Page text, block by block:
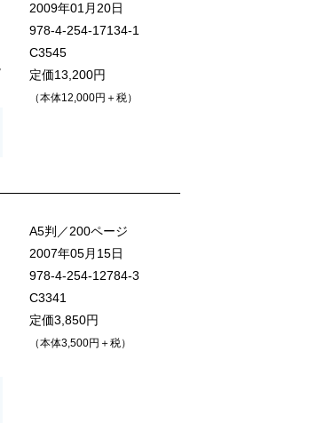
2009年01月20日
978-4-254-17134-1
C3545
定価13,200円
（本体12,000円＋税）
A5判／200ページ
2007年05月15日
978-4-254-12784-3
C3341
定価3,850円
（本体3,500円＋税）